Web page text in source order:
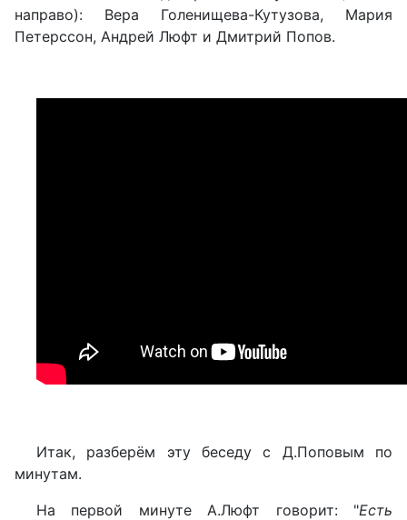
направо): Вера Голенищева-Кутузова, Мария
Петерссон, Андрей Люфт и Дмитрий Попов.
Итак, разберём эту беседу с Д.Поповым по
минутам.
На первой минуте А.Люфт говорит: "Есть